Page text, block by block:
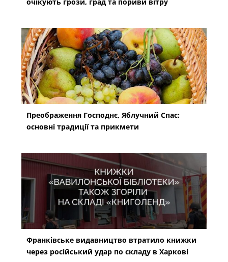
Преображення Господнє, Яблучний Спас:
основні традиції та прикмети
Франківське видавництво втратило книжки
через російський удар по складу в Харкові